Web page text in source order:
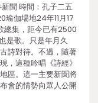
聞 時間：孔子二五
伽場地24年11月17
集，距今已有2500
是歌。只是年月久
詩對待。不過，隨著
，這種吟唱《詩經》
區。這一主要新聞將
會的情勢向眾人公開